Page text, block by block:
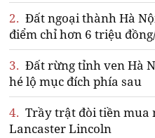
2. Đất ngoại thành Hà
điểm chỉ hơn 6 triệu
3. Đất rừng tỉnh ven Hà
hé lộ mục đích phía sau
4. Trầy trật đòi tiền mua
Lancaster Lincoln